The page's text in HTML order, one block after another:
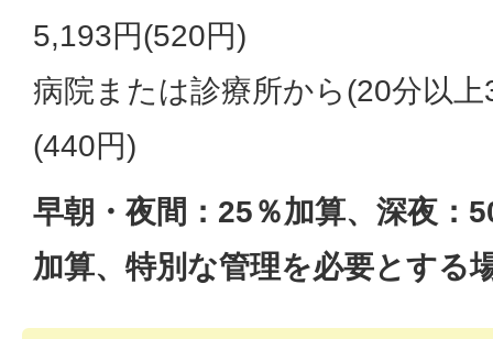
5,193円(520円)
病院または診療所から(20分以
(440円)
早朝・夜間：25％加算、深夜
加算、特別な管理を必要とする